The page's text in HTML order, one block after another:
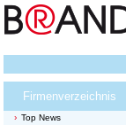
Firmenverzeichnis
Top News